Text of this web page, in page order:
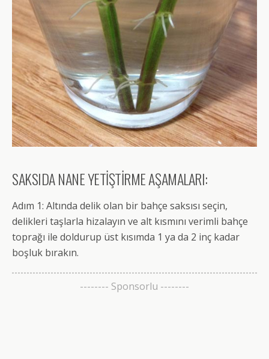
SAKSIDA NANE YETİŞTİRME AŞAMALARI:
Adım 1: Altında delik olan bir bahçe saksısı seçin,
delikleri taşlarla hizalayın ve alt kısmını verimli bahçe
toprağı ile doldurup üst kısımda 1 ya da 2 inç kadar
boşluk bırakın.
-------- Sponsorlu --------